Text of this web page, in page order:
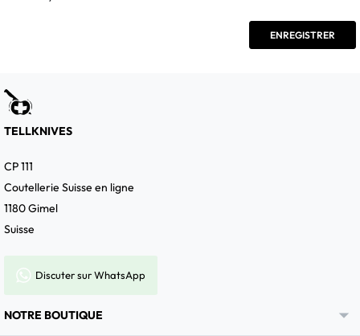
TELLKNIVES
CP 111
Coutellerie Suisse en ligne
1180 Gimel
Suisse
Discuter sur WhatsApp
NOTRE BOUTIQUE 